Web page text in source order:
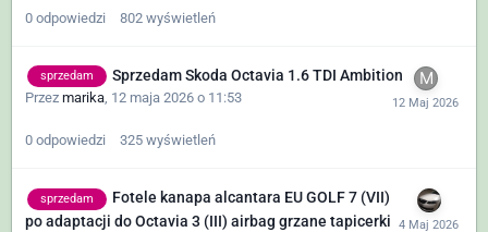
0 odpowiedzi 802 wyświetleń
sprzedam Sprzedam Skoda Octavia 1.6 TDI Ambition
Przez marika, 12 maja 2026 o 11:53
0 odpowiedzi 325 wyświetleń
sprzedam
Fotele kanapa alcantara EU GOLF 7 (VII)
po adaptacji do Octavia 3 (III) airbag grzane tapicerki